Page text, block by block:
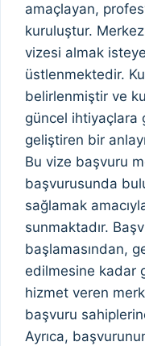
amaçlayan,
kuruluştur.
vizesi almak
üstlenmektedir.
belirlenmiştir ve
güncel ihtiyaçlara
geliştiren bir
Bu vize başvuru
başvurusunda
sağlamak
sunmaktadır.
başlamasından,
edilmesine kadar
hizmet veren
başvuru
Ayrıca,